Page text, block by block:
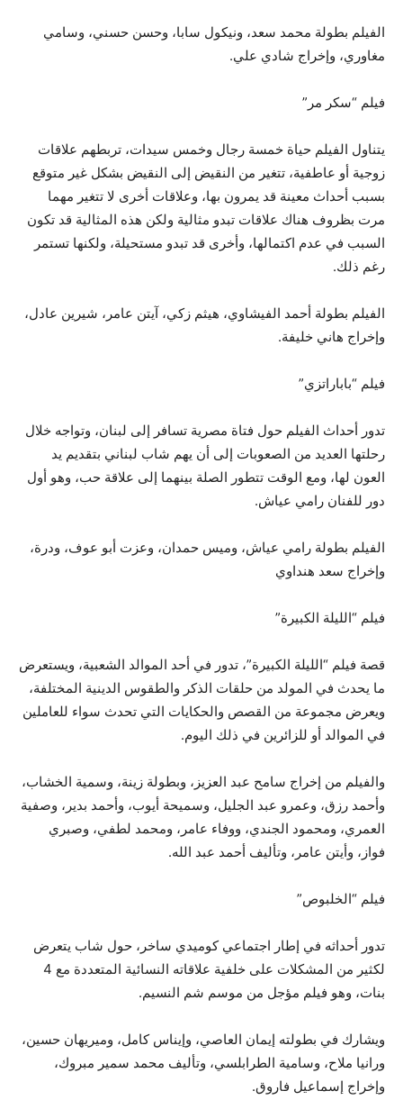
الفيلم بطولة محمد سعد، ونيكول سابا، وحسن حسني، وسامي
مغاوري، وإخراج شادي علي.
فيلم “سكر مر”
يتناول الفيلم حياة خمسة رجال وخمس سيدات، تربطهم علاقات
زوجية أو عاطفية، تتغير من النقيض إلى النقيض بشكل غير متوقع
بسبب أحداث معينة قد يمرون بها، وعلاقات أخرى لا تتغير مهما
مرت بظروف هناك علاقات تبدو مثالية ولكن هذه المثالية قد تكون
السبب في عدم اكتمالها، وأخرى قد تبدو مستحيلة، ولكنها تستمر
رغم ذلك.
الفيلم بطولة أحمد الفيشاوي، هيثم زكي، آيتن عامر، شيرين عادل،
وإخراج هاني خليفة.
فيلم “باباراتزي”
تدور أحداث الفيلم حول فتاة مصرية تسافر إلى لبنان، وتواجه خلال
رحلتها العديد من الصعوبات إلى أن يهم شاب لبناني بتقديم يد
العون لها، ومع الوقت تتطور الصلة بينهما إلى علاقة حب، وهو أول
دور للفنان رامي عياش.
الفيلم بطولة رامي عياش، وميس حمدان، وعزت أبو عوف، ودرة،
وإخراج سعد هنداوي
فيلم “الليلة الكبيرة”
قصة فيلم “الليلة الكبيرة”، تدور في أحد الموالد الشعبية، ويستعرض
ما يحدث في المولد من حلقات الذكر والطقوس الدينية المختلفة،
ويعرض مجموعة من القصص والحكايات التي تحدث سواء للعاملين
في الموالد أو للزائرين في ذلك اليوم.
والفيلم من إخراج سامح عبد العزيز، وبطولة زينة، وسمية الخشاب،
وأحمد رزق، وعمرو عبد الجليل، وسميحة أيوب، وأحمد بدير، وصفية
العمري، ومحمود الجندي، ووفاء عامر، ومحمد لطفي، وصبري
فواز، وأيتن عامر، وتأليف أحمد عبد الله.
فيلم “الخلبوص”
تدور أحداثه في إطار اجتماعي كوميدي ساخر، حول شاب يتعرض
لكثير من المشكلات على خلفية علاقاته النسائية المتعددة مع 4
بنات، وهو فيلم مؤجل من موسم شم النسيم.
ويشارك في بطولته إيمان العاصي، وإيناس كامل، وميريهان حسين،
ورانيا ملاح، وسامية الطرابلسي، وتأليف محمد سمير مبروك،
وإخراج إسماعيل فاروق.